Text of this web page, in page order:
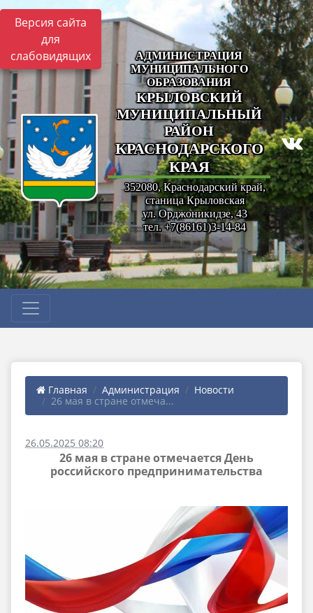
Версия сайта
для
слабовидящих
АДМИНИСТРАЦИЯ
МУНИЦИПАЛЬНОГО
ОБРАЗОВАНИЯ
КРЫЛОВСКИЙ
МУНИЦИПАЛЬНЫЙ
РАЙОН
КРАСНОДАРСКОГО
КРАЯ
352080, Краснодарский край,
станица Крыловская
ул. Орджоникидзе, 43
тел. +7(86161)3-14-84
Главная Администрация
Новости
26 мая в стране отмеча...
26.05.2025 08:20
26 мая в стране отмечается День
российского предпринимательства